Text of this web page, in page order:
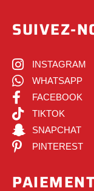
SUIVEZ-
INSTAGRAM
WHATSAPP
FACEBOOK
TIKTOK
SNAPCHAT
PINTEREST